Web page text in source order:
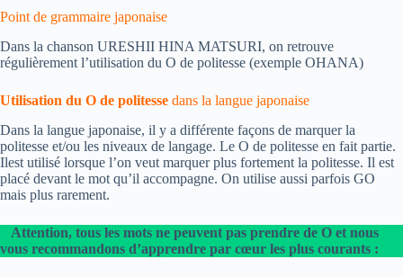
Point de grammaire japonaise
Dans la chanson URESHII HINA MATSURI, on retrouve
régulièrement l’utilisation du O de politesse (exemple OHANA)
Utilisation du O de politesse dans la langue japonaise
Dans la langue japonaise, il y a différente façons de marquer la
politesse et/ou les niveaux de langage. Le O de politesse en fait partie.
Ilest utilisé lorsque l’on veut marquer plus fortement la politesse. Il est
placé devant le mot qu’il accompagne. On utilise aussi parfois GO
mais plus rarement.
Attention, tous les mots ne peuvent pas prendre de O et nous
vous recommandons d’apprendre par cœur les plus courants :